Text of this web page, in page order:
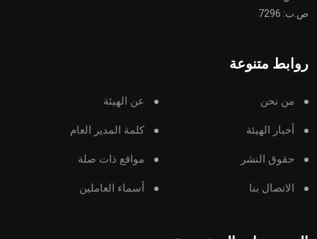
ص.ب: 7296
روابط متنوعة
من نحن عن الهيئة
أخبار الهيئة كلمة المدير العام
حقوق النشر مواقع ذات صلة
الاتصال بنا أسماء العاملين